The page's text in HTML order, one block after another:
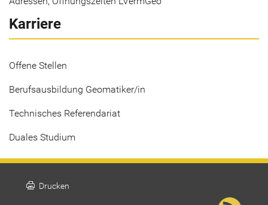
Karriere
Offene Stellen
Berufsausbildung Geomatiker/in
Technisches Referendariat
Duales Studium
print Drucken